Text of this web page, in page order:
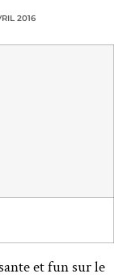
2016
et fun sur le